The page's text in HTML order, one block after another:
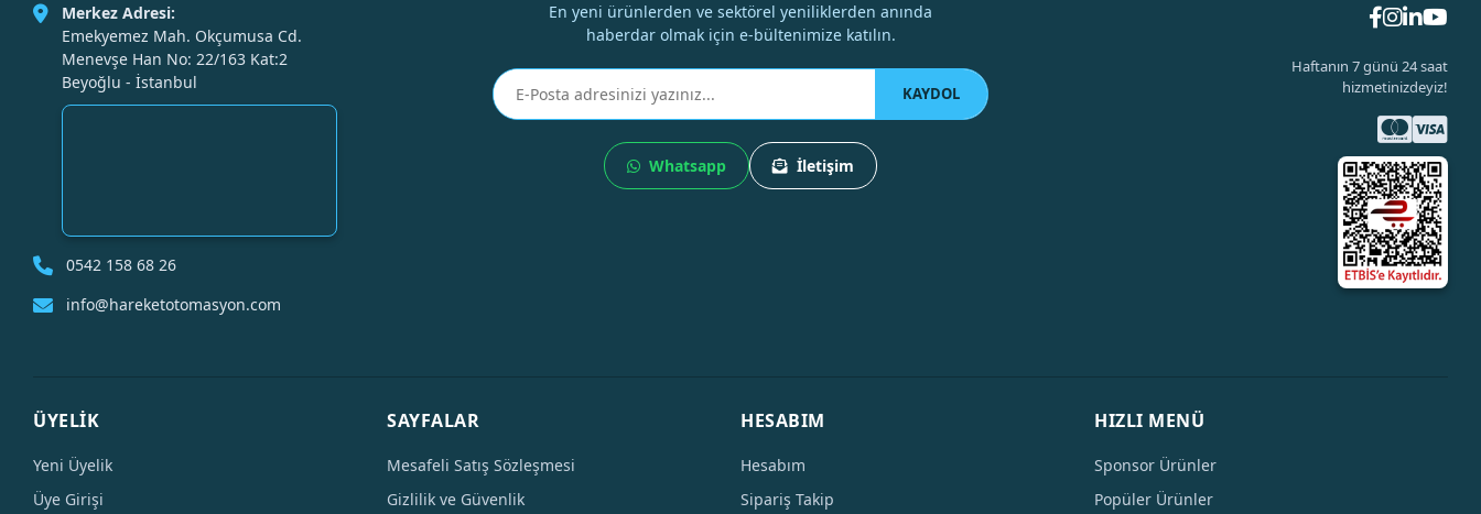
Merkez Adresi:
Emekyemez Mah. Okçumusa Cd.
Menevşe Han No: 22/163 Kat:2
Beyoğlu - İstanbul
0542 158 68 26
info@hareketotomasyon.com
En yeni ürünlerden ve sektörel yeniliklerden anında
haberdar olmak için e-bültenimize katılın.
KAYDOL
Whatsapp İletişim
Haftanın 7 günü 24 saat
hizmetinizdeyiz!
ÜYELİK
Yeni Üyelik
Üye Girişi
SAYFALAR
Mesafeli Satış Sözleşmesi
Gizlilik ve Güvenlik
HESABIM
Hesabım
Sipariş Takip
HIZLI MENÜ
Sponsor Ürünler
Popüler Ürünler